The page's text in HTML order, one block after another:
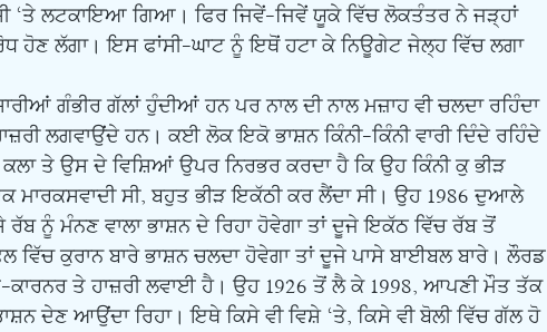
‘ਤੇ ਲਟਕਾਇਆ ਗਿਆ। ਫਿਰ ਜਿਵੇਂ-ਜਿਵੇਂ ਯੂਕੇ ਵਿੱਚ ਲੋਕਤੰਤਰ ਨੇ ਜੜ੍ਹਾਂ
ਹੋਣ ਲੱਗਾ। ਇਸ ਫਾਂਸੀ-ਘਾਟ ਨੂੰ ਇਥੋਂ ਹਟਾ ਕੇ ਨਿਊਗੇਟ ਜੇਲ੍ਹ ਵਿੱਚ ਲਗਾ
ਲਗਵਾਉਂਦੇ ਹਨ। ਕਈ ਲੋਕ ਇਕੋ ਭਾਸ਼ਨ ਕਿੰਨੀ-ਕਿੰਨੀ ਵਾਰੀ ਦਿੰਦੇ ਰਹਿੰਦੇ
ਤੇ ਉਸ ਦੇ ਵਿਸ਼ਿਆਂ ਉਪਰ ਨਿਰਭਰ ਕਰਦਾ ਹੈ ਕਿ ਉਹ ਕਿੰਨੀ ਕੁ ਭੀੜ
ਮਾਰਕਸਵਾਦੀ ਸੀ, ਬਹੁਤ ਭੀੜ ਇਕੱਠੀ ਕਰ ਲੈਂਦਾ ਸੀ। ਉਹ 1986 ਦੁਆਲੇ
ਨੂੰ ਮੰਨਣ ਵਾਲਾ ਭਾਸ਼ਨ ਦੇ ਰਿਹਾ ਹੋਵੇਗਾ ਤਾਂ ਦੂਜੇ ਇਕੱਠ ਵਿੱਚ ਰੱਬ ਤੋਂ
ਵਿੱਚ ਕੁਰਾਨ ਬਾਰੇ ਭਾਸ਼ਨ ਚਲਦਾ ਹੋਵੇਗਾ ਤਾਂ ਦੂਜੇ ਪਾਸੇ ਬਾਈਬਲ ਬਾਰੇ। ਲੌਰਡ
ਤੇ ਹਾਜ਼ਰੀ ਲਵਾਈ ਹੈ। ਉਹ 1926 ਤੋਂ ਲੈ ਕੇ 1998, ਆਪਣੀ ਮੌਤ ਤੱਕ
ਦੇਣ ਆਉਂਦਾ ਰਿਹਾ। ਇਥੇ ਕਿਸੇ ਵੀ ਵਿਸ਼ੇ ‘ਤੇ, ਕਿਸੇ ਵੀ ਬੋਲੀ ਵਿੱਚ ਗੱਲ ਹੋ